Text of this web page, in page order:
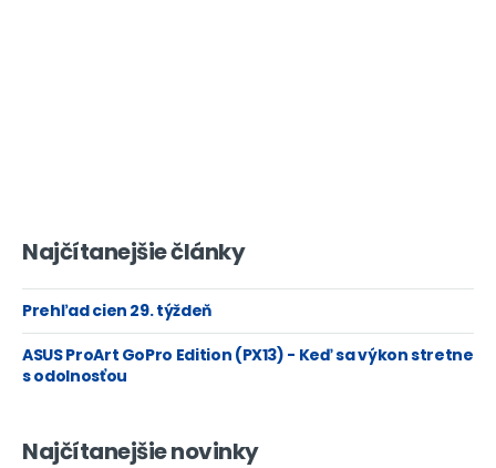
Najčítanejšie články
Prehľad cien 29. týždeň
ASUS ProArt GoPro Edition (PX13) - Keď sa výkon stretne
s odolnosťou
Najčítanejšie novinky